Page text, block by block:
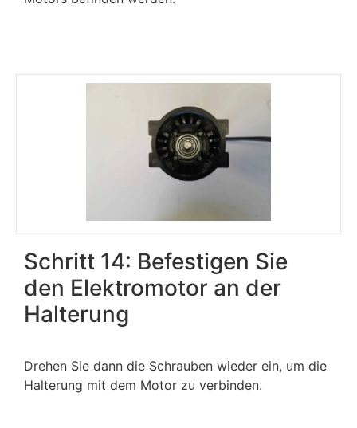
Schritt 14: Befestigen Sie
den Elektromotor an der
Halterung
Drehen Sie dann die Schrauben wieder ein, um die
Halterung mit dem Motor zu verbinden.